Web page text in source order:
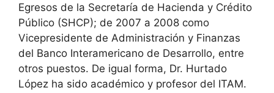
Egresos de la Secretaría de Hacienda y Crédito
Público (SHCP); de 2007 a 2008 como
Vicepresidente de Administración y Finanzas
del Banco Interamericano de Desarrollo, entre
otros puestos. De igual forma, Dr. Hurtado
López ha sido académico y profesor del ITAM.